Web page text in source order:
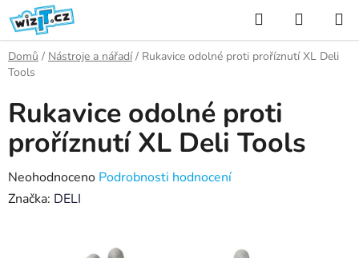
Přejít
na
obsah
Hledat
KOŠÍK
Domů / Nástroje a nářadí / Rukavice odolné proti proříznutí XL Deli
Tools
Rukavice odolné proti
proříznutí XL Deli Tools
Průměrné
hodnocení
Neohodnoceno Podrobnosti hodnocení
Značka: DELI